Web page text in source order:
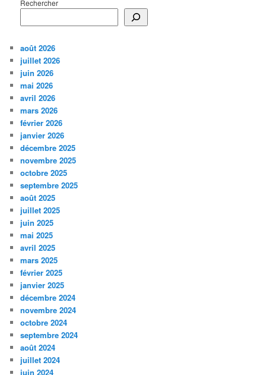
Rechercher
août 2026
juillet 2026
juin 2026
mai 2026
avril 2026
mars 2026
février 2026
janvier 2026
décembre 2025
novembre 2025
octobre 2025
septembre 2025
août 2025
juillet 2025
juin 2025
mai 2025
avril 2025
mars 2025
février 2025
janvier 2025
décembre 2024
novembre 2024
octobre 2024
septembre 2024
août 2024
juillet 2024
juin 2024